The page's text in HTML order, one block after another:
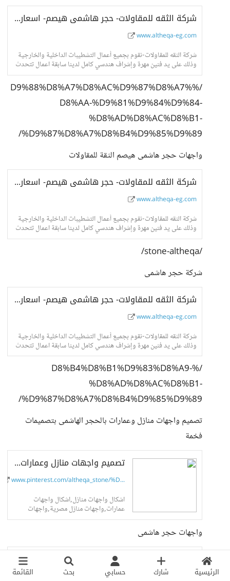
الرئيسية شارك حسابي بحث القائمة
شركة الثقه للمقاولات- حجر هاشمى هيصم- اسعار حجر هاشمى- واجهات حجر هاشمى
www.altheqa-eg.com
شركة الثقه للمقاولات-نقوم بجميع أعمال التشطيبات الداخلية والخارجية
وذلك على يد فنين مهرة وإشراف هندسي كامل لدينا سابقة اعمال تتحدث
عنا فى جميع انحاء الجمهور
/%D9%88%D8%A7%D8%AC%D9%87%D8%A7%
D8%AA-%D9%81%D9%84%D9%84-
%D8%AD%D8%AC%D8%B1-
%D9%87%D8%A7%D8%B4%D9%85%D9%89/
واجهات حجر هاشمى هيصم الثقة للمقاولات
شركة الثقه للمقاولات- حجر هاشمى هيصم- اسعار حجر هاشمى- واجهات حجر هاشمى
www.altheqa-eg.com
شركة الثقه للمقاولات-نقوم بجميع أعمال التشطيبات الداخلية والخارجية
وذلك على يد فنين مهرة وإشراف هندسي كامل لدينا سابقة اعمال تتحدث
عنا فى جميع انحاء الجمهور
/stone-altheqa/
شركة حجر هاشمى
شركة الثقه للمقاولات- حجر هاشمى هيصم- اسعار حجر هاشمى- واجهات حجر هاشمى
www.altheqa-eg.com
شركة الثقه للمقاولات-نقوم بجميع أعمال التشطيبات الداخلية والخارجية
وذلك على يد فنين مهرة وإشراف هندسي كامل لدينا سابقة اعمال تتحدث
عنا فى جميع انحاء الجمهور
/%D8%B4%D8%B1%D9%83%D8%A9-
%D8%AD%D8%AC%D8%B1-
%D9%87%D8%A7%D8%B4%D9%85%D9%89/
تصميم واجهات منازل وعمارات بالحجر الهاشمى بتصميمات
فخمة
تصميم واجهات منازل وعمارات بالحجر الهاشمى بتصميمات فخمة
www.pinterest.com/altheqa_stone/%D...
اشكال واجهات منازل,اشكال واجهات
عمارات,واجهات منازل مصرية,واجهات
منازل مصرية ريفية حديثة,واجهات
حديثة,واجهات منازل حجر هاشمى,اشكال
واجهات المنازل,اشكال واجهات...
واجهات حجر هاشمى
واجهات حجر هاشمى
www.pinterest.com/decoration_althe...